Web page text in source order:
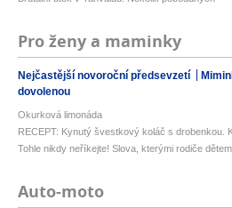
Pro ženy a maminky
Nejčastější novoroční předsevzetí
dovolenou
Okurková limonáda
RECEPT: Kynutý švestkový koláč s drobenkou.
Tohle nikdy neříkejte! Slova, kterými rodiče
Auto-moto